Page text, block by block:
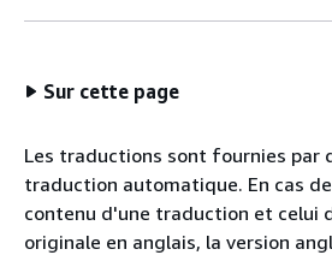
Sur cette page
Les traductions sont fournies par
traduction automatique. En cas
contenu d'une traduction et celui
originale en anglais, la version